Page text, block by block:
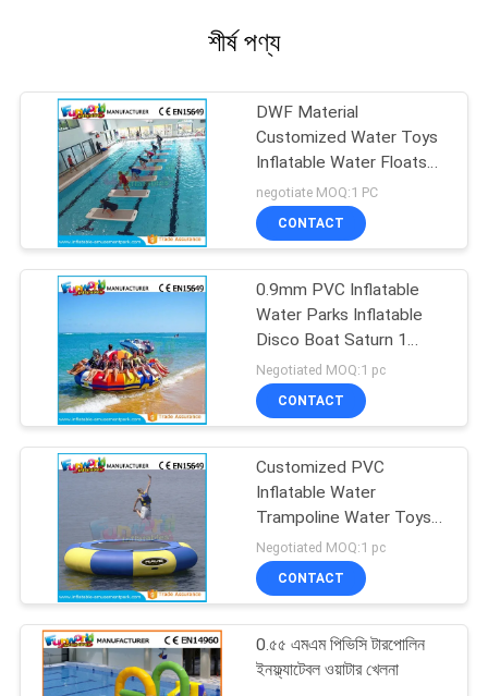
শীর্ষ পণ্য
DWF Material
Customized Water Toys
Inflatable Water Floats
Yoga Exercise Mats
negotiate MOQ:1 PC
CONTACT
0.9mm PVC Inflatable
Water Parks Inflatable
Disco Boat Saturn 1
Years Warranty
Negotiated MOQ:1 pc
CONTACT
Customized PVC
Inflatable Water
Trampoline Water Toys
For Water Park
Equipment
Negotiated MOQ:1 pc
CONTACT
0.৫৫ এমএম পিভিসি টারপোলিন
ইনফ্ল্যাটেবল ওয়াটার খেলনা